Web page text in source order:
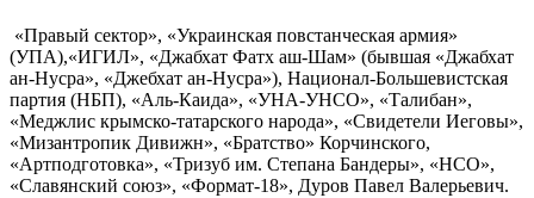
«Правый сектор», «Украинская повстанческая армия»
(УПА),«ИГИЛ», «Джабхат Фатх аш-Шам» (бывшая «Джабхат
ан-Нусра», «Джебхат ан-Нусра»), Национал-Большевистская
партия (НБП), «Аль-Каида», «УНА-УНСО», «Талибан»,
«Меджлис крымско-татарского народа», «Свидетели Иеговы»,
«Мизантропик Дивижн», «Братство» Корчинского,
«Артподготовка», «Тризуб им. Степана Бандеры», «НСО»,
«Славянский союз», «Формат-18», Дуров Павел Валерьевич.